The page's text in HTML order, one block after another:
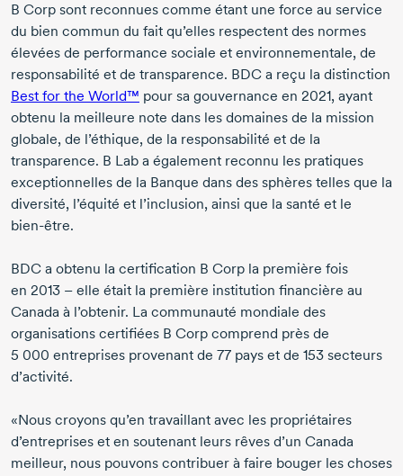
B Corp sont reconnues comme étant une force au service
du bien commun du fait qu’elles respectent des normes
élevées de performance sociale et environnementale, de
responsabilité et de transparence. BDC a reçu la distinction
Best for the World™ pour sa gouvernance en 2021, ayant
obtenu la meilleure note dans les domaines de la mission
globale, de l’éthique, de la responsabilité et de la
transparence. B Lab a également reconnu les pratiques
exceptionnelles de la Banque dans des sphères telles que la
diversité, l’équité et l’inclusion, ainsi que la santé et le
bien-être.
BDC a obtenu la certification B Corp la première fois
en 2013 – elle était la première institution financière au
Canada à l’obtenir. La communauté mondiale des
organisations certifiées B Corp comprend près de
5 000 entreprises provenant de 77 pays et de 153 secteurs
d’activité.
«Nous croyons qu’en travaillant avec les propriétaires
d’entreprises et en soutenant leurs rêves d’un Canada
meilleur, nous pouvons contribuer à faire bouger les choses